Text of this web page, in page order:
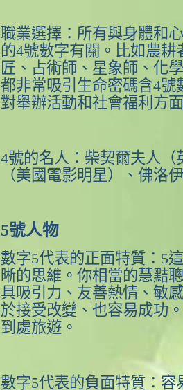
職業選擇：所有與身體和
的4號數字有關。比如農
匠、占術師、星象師、化
都非常吸引生命密碼含4號
對舉辦活動和社會福利方
4號的名人：柴契爾夫人
（美國電影明星）、佛洛
5號人物
數字5代表的正面特質： 5
晰的思維。你相當的慧黠
具吸引力、友善熱情、敏
於接受改變、也容易成功
到處旅遊。
數字5代表的負面特質：容